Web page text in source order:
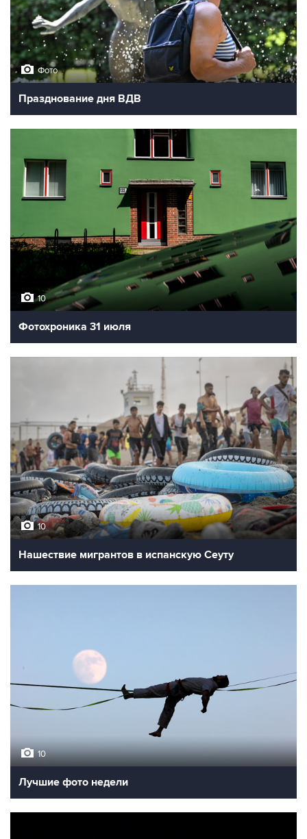
Фото
Празднование дня ВДВ
10
Фотохроника 31 июля
10
Нашествие мигрантов в испанскую Сеуту
10
Лучшие фото недели